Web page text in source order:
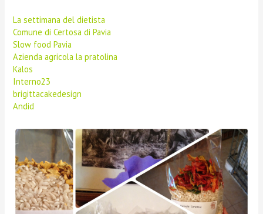
La settimana del dietista
Comune di Certosa di Pavia
Slow food Pavia
Azienda agricola la pratolina
Kalos
Interno23
brigittacakedesign
Andid